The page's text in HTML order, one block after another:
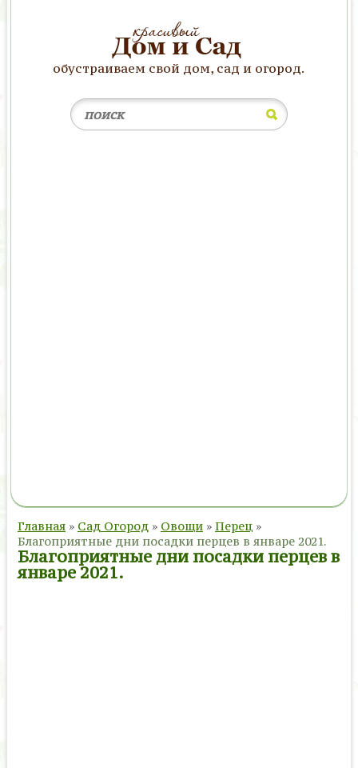
обустраиваем свой дом, сад и огород.
Главная » Сад Огород » Овощи » Перец »
Благоприятные дни посадки перцев в январе 2021.
Благоприятные дни посадки перцев в
январе 2021.